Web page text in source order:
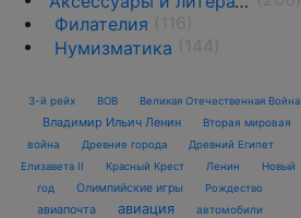
Филателия
Нумизматика
3-й рейх ВОВ Великая Отечественная Война
Владимир Ильич Ленин
Вторая мировая
война
Древние города
Древний Египет
Елизавета II
Красный Крест Ленин
Новый
год
Олимпийские игры Рождество
авиапочта авиация автомобили